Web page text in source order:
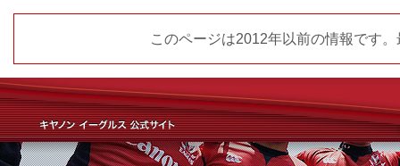
このページは2012年以前の情報です